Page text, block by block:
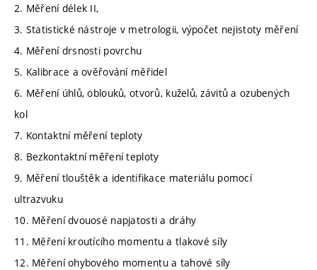
2. Měření délek II,
3. Statistické nástroje v metrologii, výpočet nejistoty měření
4. Měření drsnosti povrchu
5. Kalibrace a ověřování měřidel
6. Měření úhlů, oblouků, otvorů, kuželů, závitů a ozubených
kol
7. Kontaktní měření teploty
8. Bezkontaktní měření teploty
9. Měření tlouštěk a identifikace materiálu pomocí
ultrazvuku
10. Měření dvouosé napjatosti a dráhy
11. Měření kroutícího momentu a tlakové síly
12. Měření ohybového momentu a tahové síly